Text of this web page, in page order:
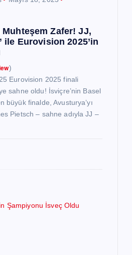
Muhteşem Zafer! JJ,
ile Eurovision 2025’in
)
Eurovision 2025 finali
sahne oldu! İsviçre’nin Basel
büyük finalde, Avusturya’yı
Pietsch – sahne adıyla JJ –